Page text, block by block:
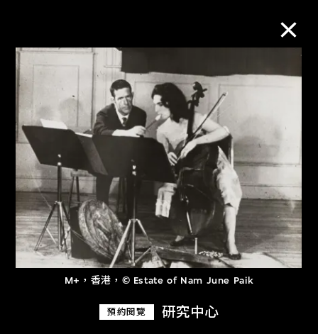
M+，香港，© Estate of Nam June Paik
預約閱覽 研究中心
M+藏品
進一步篩選 搜索
關於M+藏品
探索世界頂級的二十及二十一世紀視覺
文化藏品。